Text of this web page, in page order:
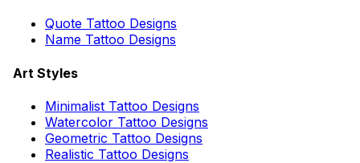
Quote Tattoo Designs
Name Tattoo Designs
Art Styles
Minimalist Tattoo Designs
Watercolor Tattoo Designs
Geometric Tattoo Designs
Realistic Tattoo Designs